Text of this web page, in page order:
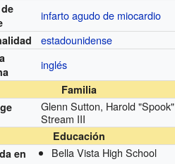
infarto agudo de miocardio
estadounidense
inglés
Familia
Glenn Sutton, Harold "Spook"
Stream III
Educación
en
Bella Vista High School